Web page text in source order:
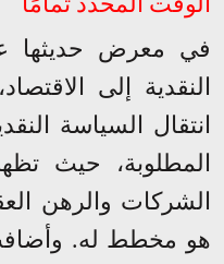
الوقت المحدد تمامًا
في معرض حديثها
النقدية إلى
انتقال السياسة
المطلوبة، حيث
الشركات والرهن
هو مخطط له.